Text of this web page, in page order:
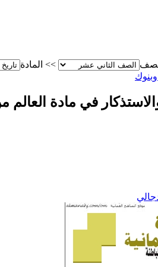
>> المادة
في مادة العالم